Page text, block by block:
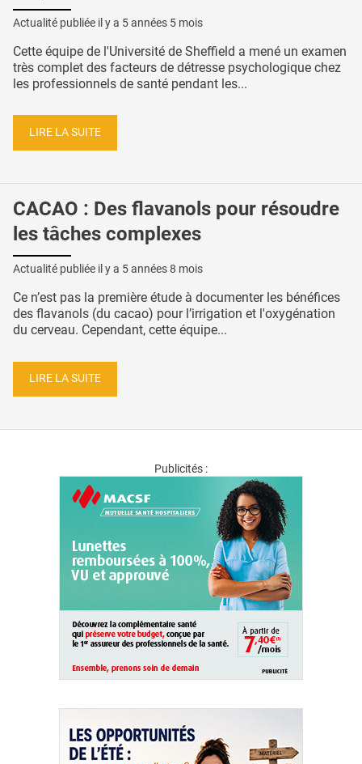
Actualité publiée il y a 5 années 5 mois
Cette équipe de l'Université de Sheffield a mené un examen
très complet des facteurs de détresse psychologique chez
les professionnels de santé pendant les...
LIRE LA SUITE
CACAO : Des flavanols pour résoudre
les tâches complexes
Actualité publiée il y a 5 années 8 mois
Ce n’est pas la première étude à documenter les bénéfices
des flavanols (du cacao) pour l’irrigation et l'oxygénation
du cerveau. Cependant, cette équipe...
LIRE LA SUITE
Publicités :